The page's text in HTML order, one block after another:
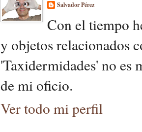
Salvador Pérez
Con el tiempo
y objetos relacionados
'Taxidermidades' no es
de mi oficio.
Ver todo mi perfil